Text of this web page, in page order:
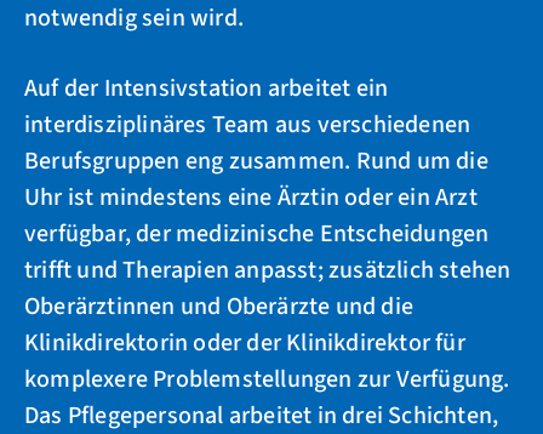
notwendig sein wird.
Auf der Intensivstation arbeitet ein
interdisziplinäres Team aus verschiedenen
Berufsgruppen eng zusammen. Rund um die
Uhr ist mindestens eine Ärztin oder ein Arzt
verfügbar, der medizinische Entscheidungen
trifft und Therapien anpasst; zusätzlich stehen
Oberärztinnen und Oberärzte und die
Klinikdirektorin oder der Klinikdirektor für
komplexere Problemstellungen zur Verfügung.
Das Pflegepersonal arbeitet in drei Schichten,